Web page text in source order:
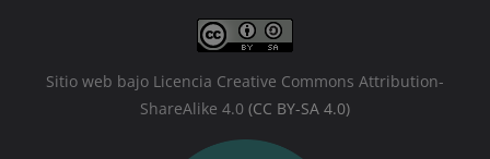
Sitio web bajo Licencia Creative Commons Attribution-
ShareAlike 4.0 (CC BY-SA 4.0)